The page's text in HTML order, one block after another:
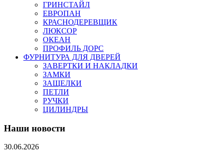
ГРИНСТАЙЛ
ЕВРОПАН
КРАСНОДЕРЕВЩИК
ЛЮКСОР
ОКЕАН
ПРОФИЛЬ ДОРС
ФУРНИТУРА ДЛЯ ДВЕРЕЙ
ЗАВЕРТКИ И НАКЛАДКИ
ЗАМКИ
ЗАЩЕЛКИ
ПЕТЛИ
РУЧКИ
ЦИЛИНДРЫ
Наши новости
30.06.2026